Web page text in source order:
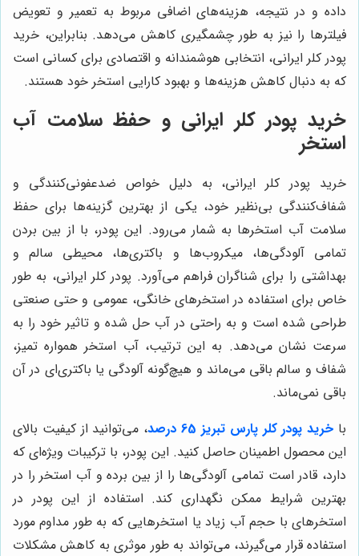
داده و در نتیجه، هزینه‌های اضافی مربوط به تعمیر و تعویض
فیلترها را نیز به طور چشمگیری کاهش می‌دهد. بنابراین، خرید
پودر کلر ایرانی، انتخابی هوشمندانه و اقتصادی برای کسانی است
که به دنبال کاهش هزینه‌ها و بهبود کارایی استخر خود هستند.
خرید پودر کلر ایرانی و حفظ سلامت آب
استخر
خرید پودر کلر ایرانی، به دلیل خواص ضدعفونی‌کنندگی و
شفاف‌کنندگی بی‌نظیر خود، یکی از بهترین گزینه‌ها برای حفظ
سلامت آب استخرها به شمار می‌رود. این پودر، با از بین بردن
تمامی آلودگی‌ها، میکروب‌ها و باکتری‌ها، محیطی سالم و
بهداشتی را برای شناگران فراهم می‌آورد. پودر کلر ایرانی، به طور
خاص برای استفاده در استخرهای خانگی، عمومی و حتی صنعتی
طراحی شده است و به راحتی در آب حل شده و تاثیر خود را به
سرعت نشان می‌دهد. به این ترتیب، آب استخر همواره تمیز،
شفاف و سالم باقی می‌ماند و هیچ‌گونه آلودگی یا باکتری‌ای در آن
باقی نمی‌ماند.
با خرید پودر کلر پارس تبریز 65 درصد
، می‌توانید از کیفیت بالای
این محصول اطمینان حاصل کنید. این پودر، با ترکیبات ویژه‌ای که
دارد، قادر است تمامی آلودگی‌ها را از بین برده و آب استخر را در
بهترین شرایط ممکن نگهداری کند. استفاده از این پودر در
استخرهای با حجم آب زیاد یا استخرهایی که به طور مداوم مورد
استفاده قرار می‌گیرند، می‌تواند به طور موثری به کاهش مشکلات